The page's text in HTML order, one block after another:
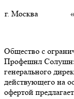
г. Москва
Общество с
Профешнл
генерального
действующего на
офертой